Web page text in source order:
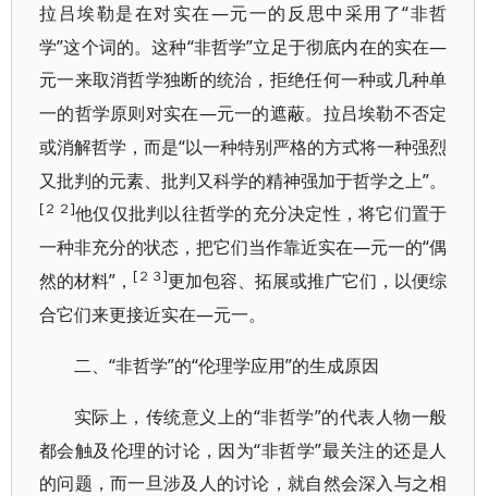
拉吕埃勒是在对实在—元一的反思中采用了“非哲
学”这个词的。这种“非哲学”立足于彻底内在的实在—
元一来取消哲学独断的统治，拒绝任何一种或几种单
一的哲学原则对实在—元一的遮蔽。拉吕埃勒不否定
或消解哲学，而是“以一种特别严格的方式将一种强烈
又批判的元素、批判又科学的精神强加于哲学之上”。
[２２]他仅仅批判以往哲学的充分决定性，将它们置于
一种非充分的状态，把它们当作靠近实在—元一的“偶
然的材料”， [２３]更加包容、拓展或推广它们，以便综
合它们来更接近实在—元一。
二、 “非哲学”的“伦理学应用”的生成原因
实际上，传统意义上的“非哲学”的代表人物一般
都会触及伦理的讨论，因为“非哲学”最关注的还是人
的问题，而一旦涉及人的讨论，就自然会深入与之相